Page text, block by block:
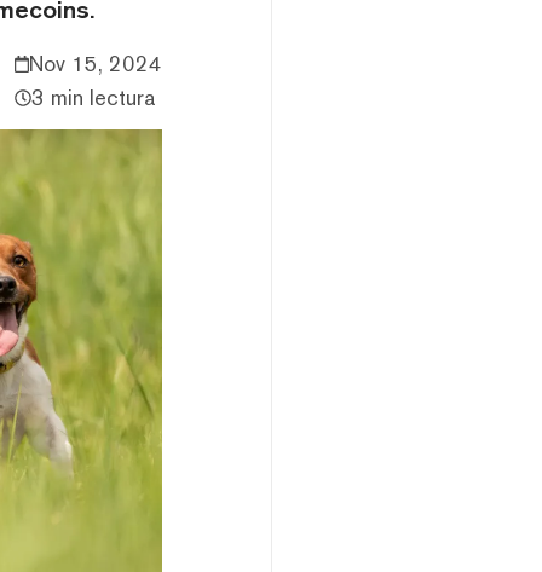
Nov 15, 2024
3 min lectura